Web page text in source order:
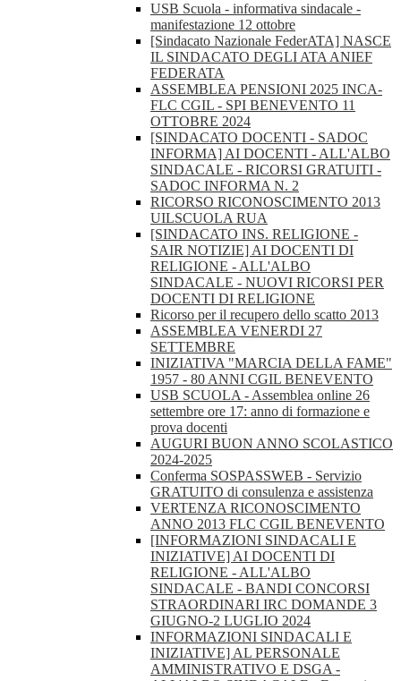
USB Scuola - informativa sindacale -
manifestazione 12 ottobre
[Sindacato Nazionale FederATA] NASCE
IL SINDACATO DEGLI ATA ANIEF
FEDERATA
ASSEMBLEA PENSIONI 2025 INCA-
FLC CGIL - SPI BENEVENTO 11
OTTOBRE 2024
[SINDACATO DOCENTI - SADOC
INFORMA] AI DOCENTI - ALL'ALBO
SINDACALE - RICORSI GRATUITI -
SADOC INFORMA N. 2
RICORSO RICONOSCIMENTO 2013
UILSCUOLA RUA
[SINDACATO INS. RELIGIONE -
SAIR NOTIZIE] AI DOCENTI DI
RELIGIONE - ALL'ALBO
SINDACALE - NUOVI RICORSI PER
DOCENTI DI RELIGIONE
Ricorso per il recupero dello scatto 2013
ASSEMBLEA VENERDI 27
SETTEMBRE
INIZIATIVA "MARCIA DELLA FAME"
1957 - 80 ANNI CGIL BENEVENTO
USB SCUOLA - Assemblea online 26
settembre ore 17: anno di formazione e
prova docenti
AUGURI BUON ANNO SCOLASTICO
2024-2025
Conferma SOSPASSWEB - Servizio
GRATUITO di consulenza e assistenza
VERTENZA RICONOSCIMENTO
ANNO 2013 FLC CGIL BENEVENTO
[INFORMAZIONI SINDACALI E
INIZIATIVE] AI DOCENTI DI
RELIGIONE - ALL'ALBO
SINDACALE - BANDI CONCORSI
STRAORDINARI IRC DOMANDE 3
GIUGNO-2 LUGLIO 2024
INFORMAZIONI SINDACALI E
INIZIATIVE] AL PERSONALE
AMMINISTRATIVO E DSGA -